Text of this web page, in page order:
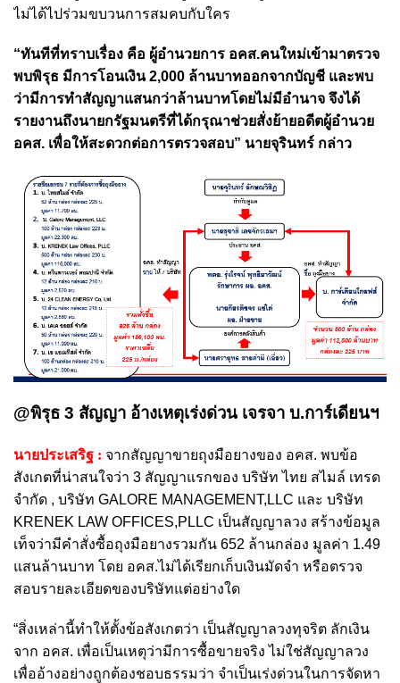
ไม่ได้ไปร่วมขบวนการสมคบกับใคร
“ทันทีที่ทราบเรื่อง คือ ผู้อำนวยการ อคส.คนใหม่เข้ามาตรวจ
พบพิรุธ มีการโอนเงิน 2,000 ล้านบาทออกจากบัญชี และพบ
ว่ามีการทำสัญญาแสนกว่าล้านบาทโดยไม่มีอำนาจ จึงได้
รายงานถึงนายกรัฐมนตรีที่ได้กรุณาช่วยสั่งย้ายอดีตผู้อำนวย
อคส. เพื่อให้สะดวกต่อการตรวจสอบ” นายจุรินทร์ กล่าว
@พิรุธ 3 สัญญา อ้างเหตุเร่งด่วน เจรจา บ.การ์เดียนฯ
นายประเสริฐ : จากสัญญาขายถุงมือยางของ อคส. พบข้อ
สังเกตที่น่าสนใจว่า 3 สัญญาแรกของ บริษัท ไทย สไมล์ เทรด
จำกัด , บริษัท GALORE MANAGEMENT,LLC และ บริษัท
KRENEK LAW OFFICES,PLLC เป็นสัญญาลวง สร้างข้อมูล
เท็จว่ามีคำสั่งซื้อถุงมือยางรวมกัน 652 ล้านกล่อง มูลค่า 1.49
แสนล้านบาท โดย อคส.ไม่ได้เรียกเก็บเงินมัดจำ หรือตรวจ
สอบรายละเอียดของบริษัทแต่อย่างใด
“สิ่งเหล่านี้ทำให้ตั้งข้อสังเกตว่า เป็นสัญญาลวงทุจริต ลักเงิน
จาก อคส. เพื่อเป็นเหตุว่ามีการซื้อขายจริง ไม่ใช่สัญญาลวง
เพื่ออ้างอย่างถูกต้องชอบธรรมว่า จำเป็นเร่งด่วนในการจัดหา